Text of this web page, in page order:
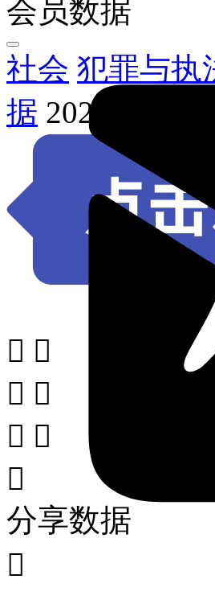
会员数据
社会 犯罪与执
据 2020年巴
 
 
 

分享数据
